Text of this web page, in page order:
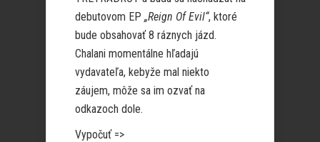
debutovom EP „Reign Of Evil“, ktoré
bude obsahovať 8 ráznych jázd.
Chalani momentálne hľadajú
vydavateľa, kebyže mal niekto
záujem, môže sa im ozvať na
odkazoch dole.
Vypočuť =>